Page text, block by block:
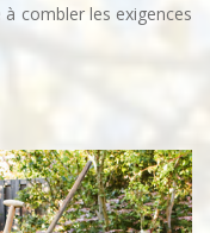
à combler les exigences